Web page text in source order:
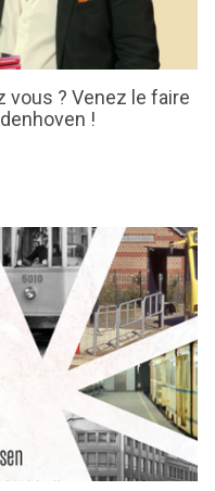
vous ? Venez le faire
!